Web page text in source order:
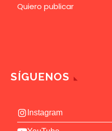
Quiero publicar
SÍGUENOS
Instagram